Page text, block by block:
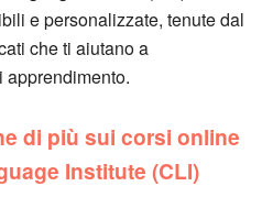
e personalizzate, tenute dal
che ti aiutano a
apprendimento.
di più sui corsi online
Institute (CLI)